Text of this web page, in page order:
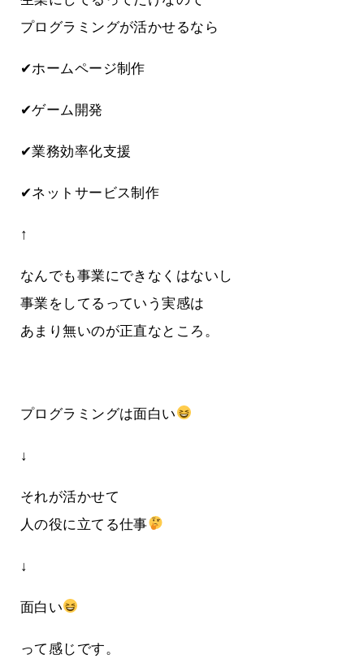
プログラミングが活かせるなら
✔ホームページ制作
✔ゲーム開発
✔業務効率化支援
✔ネットサービス制作
↑
なんでも事業にできなくはないし
事業をしてるっていう実感は
あまり無いのが正直なところ。
プログラミングは面白い
↓
それが活かせて
人の役に立てる仕事
↓
面白い
って感じです。